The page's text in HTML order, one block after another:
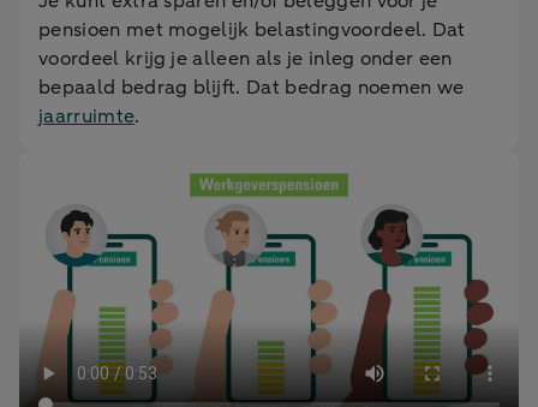
pensioen met mogelijk belastingvoordeel. Dat
voordeel krijg je alleen als je inleg onder een
bepaald bedrag blijft. Dat bedrag noemen we
jaarruimte.